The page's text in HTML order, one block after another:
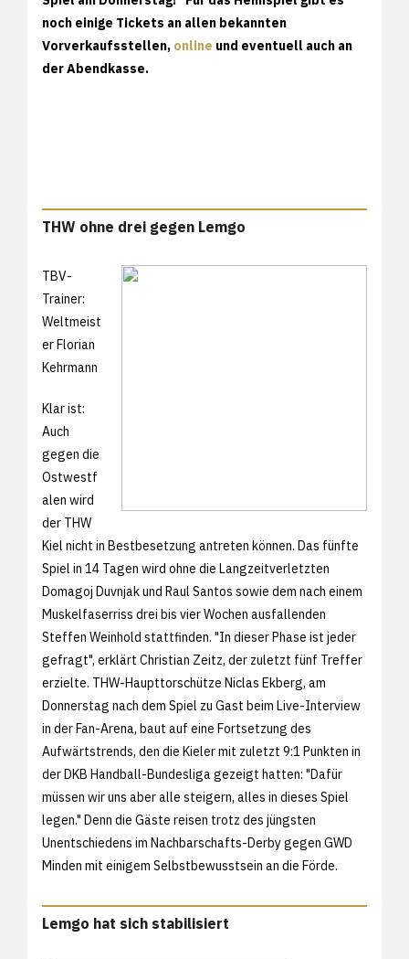
noch einige Tickets an allen bekannten
Vorverkaufsstellen, online und eventuell auch an
der Abendkasse.
THW ohne drei gegen Lemgo
TBV-
Trainer:
Weltmeist
er Florian
Kehrmann
Klar ist:
Auch
gegen die
Ostwestf
alen wird
der THW
Kiel nicht in Bestbesetzung antreten können. Das fünfte
Spiel in 14 Tagen wird ohne die Langzeitverletzten
Domagoj Duvnjak und Raul Santos sowie dem nach einem
Muskelfaserriss drei bis vier Wochen ausfallenden
Steffen Weinhold stattfinden. "In dieser Phase ist jeder
gefragt", erklärt Christian Zeitz, der zuletzt fünf Treffer
erzielte. THW-Haupttorschütze Niclas Ekberg, am
Donnerstag nach dem Spiel zu Gast beim Live-Interview
in der Fan-Arena, baut auf eine Fortsetzung des
Aufwärtstrends, den die Kieler mit zuletzt 9:1 Punkten in
der DKB Handball-Bundesliga gezeigt hatten: "Dafür
müssen wir uns aber alle steigern, alles in dieses Spiel
legen." Denn die Gäste reisen trotz des jüngsten
Unentschiedens im Nachbarschafts-Derby gegen GWD
Minden mit einigem Selbstbewusstsein an die Förde.
Lemgo hat sich stabilisiert